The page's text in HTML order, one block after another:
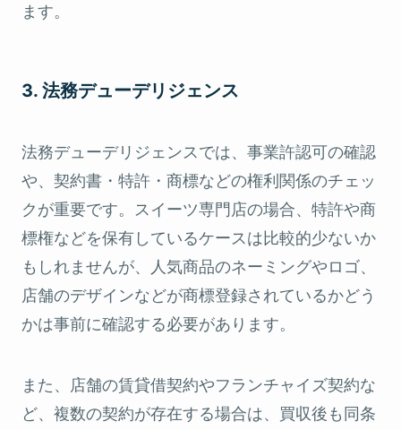
ます。
3. 法務デューデリジェンス
法務デューデリジェンスでは、事業許認可の確認
や、契約書・特許・商標などの権利関係のチェッ
クが重要です。スイーツ専門店の場合、特許や商
標権などを保有しているケースは比較的少ないか
もしれませんが、人気商品のネーミングやロゴ、
店舗のデザインなどが商標登録されているかどう
かは事前に確認する必要があります。
また、店舗の賃貸借契約やフランチャイズ契約な
ど、複数の契約が存在する場合は、買収後も同条